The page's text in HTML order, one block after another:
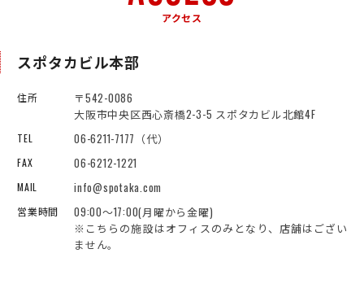
アクセス
スポタカビル本部
住所
〒542-0086
大阪市中央区西心斎橋2-3-5 スポタカビル北館4F
TEL 06-6211-7177（代）
FAX 06-6212-1221
MAIL info@spotaka.com
営業時間
09:00～17:00(月曜から金曜)
※こちらの施設はオフィスのみとなり、店舗はござい
ません。